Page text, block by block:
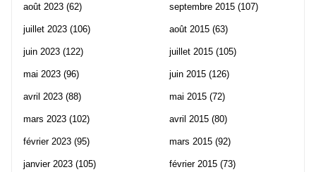
août 2023 (62)
juillet 2023 (106)
juin 2023 (122)
mai 2023 (96)
avril 2023 (88)
mars 2023 (102)
février 2023 (95)
janvier 2023 (105)
septembre 2015 (107)
août 2015 (63)
juillet 2015 (105)
juin 2015 (126)
mai 2015 (72)
avril 2015 (80)
mars 2015 (92)
février 2015 (73)